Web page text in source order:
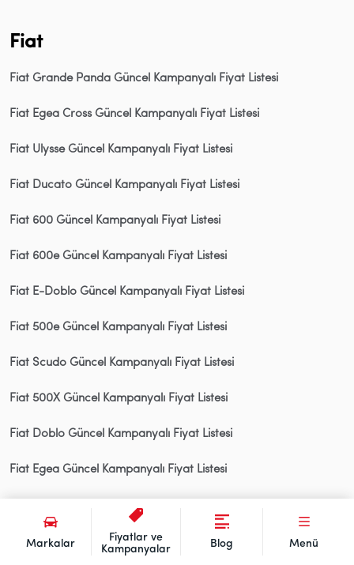
Markalar
Fiyatlar ve
Kampanyalar
Blog Menü
Fiat
Fiat Grande Panda Güncel Kampanyalı Fiyat Listesi
Fiat Egea Cross Güncel Kampanyalı Fiyat Listesi
Fiat Ulysse Güncel Kampanyalı Fiyat Listesi
Fiat Ducato Güncel Kampanyalı Fiyat Listesi
Fiat 600 Güncel Kampanyalı Fiyat Listesi
Fiat 600e Güncel Kampanyalı Fiyat Listesi
Fiat E-Doblo Güncel Kampanyalı Fiyat Listesi
Fiat 500e Güncel Kampanyalı Fiyat Listesi
Fiat Scudo Güncel Kampanyalı Fiyat Listesi
Fiat 500X Güncel Kampanyalı Fiyat Listesi
Fiat Doblo Güncel Kampanyalı Fiyat Listesi
Fiat Egea Güncel Kampanyalı Fiyat Listesi
Fiat Panda Güncel Kampanyalı Fiyat Listesi